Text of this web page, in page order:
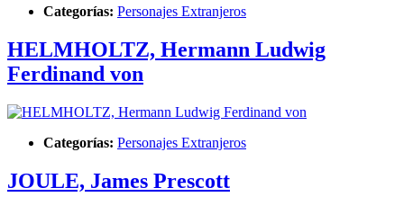
Categorías: Personajes Extranjeros
HELMHOLTZ, Hermann Ludwig
Ferdinand von
Categorías: Personajes Extranjeros
JOULE, James Prescott